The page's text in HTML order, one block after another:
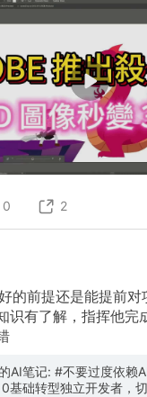
0 2
的前提还是能提前对
识有了解，指挥他完
AI笔记: #不要过度依赖